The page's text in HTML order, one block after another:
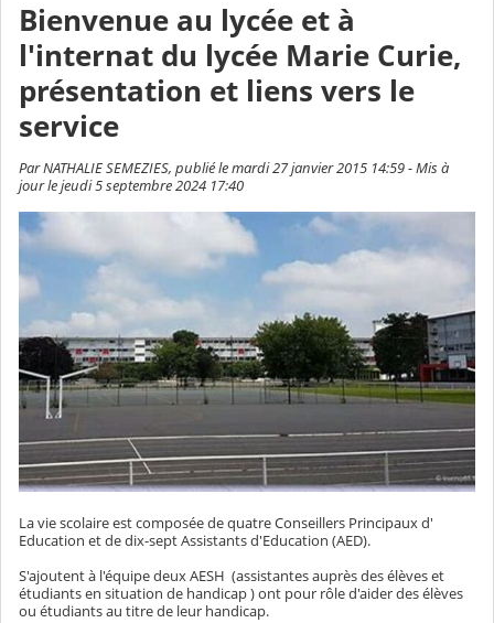
Bienvenue au lycée et à
l'internat du lycée Marie Curie,
présentation et liens vers le
service
Par NATHALIE SEMEZIES, publié le mardi 27 janvier 2015 14:59 - Mis à
jour le jeudi 5 septembre 2024 17:40
La vie scolaire est composée de quatre Conseillers Principaux d'
Education et de dix-sept Assistants d'Education (AED).
S'ajoutent à l'équipe deux AESH (assistantes auprès des élèves et
étudiants en situation de handicap ) ont pour rôle d'aider des élèves
ou étudiants au titre de leur handicap.